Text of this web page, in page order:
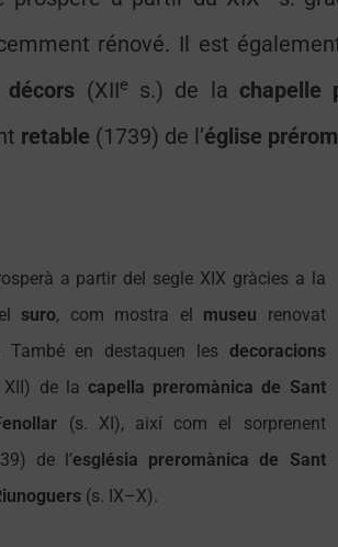
rénové. Il est
décors (XIIe s.) de la chapelle
retable (1739) de l’église
a partir del segle XIX gràcies a la
suro, com mostra el museu renovat
També en destaquen les decoracions
de la capella preromànica de Sant
(s. XI), així com el sorprenent
de l’església preromànica de Sant
(s. IX–X).